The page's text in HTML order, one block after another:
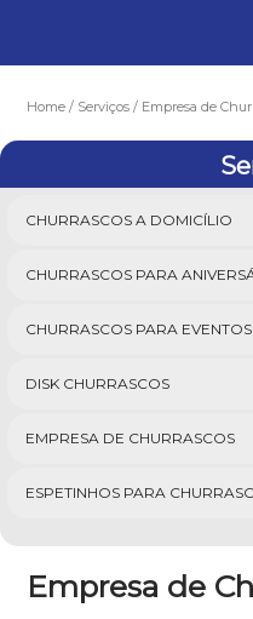
Home Serviços Empresa de
CHURRASCOS A DOMICÍLIO
CHURRASCOS PARA
CHURRASCOS PARA EVENTOS
DISK CHURRASCOS
EMPRESA DE CHURRASCOS
ESPETINHOS PARA
Empresa de